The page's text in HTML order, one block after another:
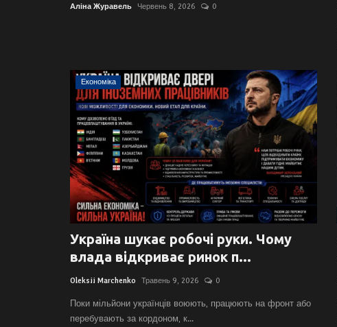
Аліна Журавель Червень 8, 2026 0
Економіка
Україна шукає робочі руки. Чому
влада відкриває ринок п...
Oleksii Marchenko Травень 9, 2026 0
Поки мільйони українців воюють, працюють на фронт або
перебувають за кордоном, к...